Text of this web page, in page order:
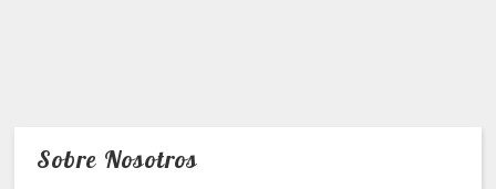
Sobre Nosotros